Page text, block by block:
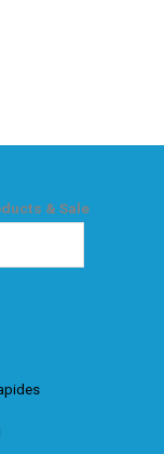
& Sale